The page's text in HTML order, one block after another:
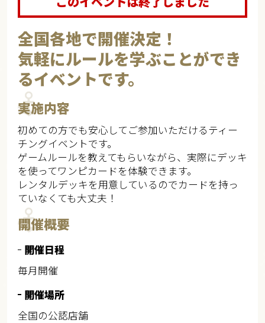
全国各地で開催決定！
気軽にルールを学ぶことができ
るイベントです。​
実施内容
初めての方でも安心してご参加いただけるティー
チングイベントです。​
ゲームルールを教えてもらいながら、実際にデッキ
を使ってワンピカードを体験できます。​​
レンタルデッキを用意しているのでカードを持っ
ていなくても大丈夫！​
開催概要
開催日程
毎月開催​​
開催場所
全国の公認店舗​